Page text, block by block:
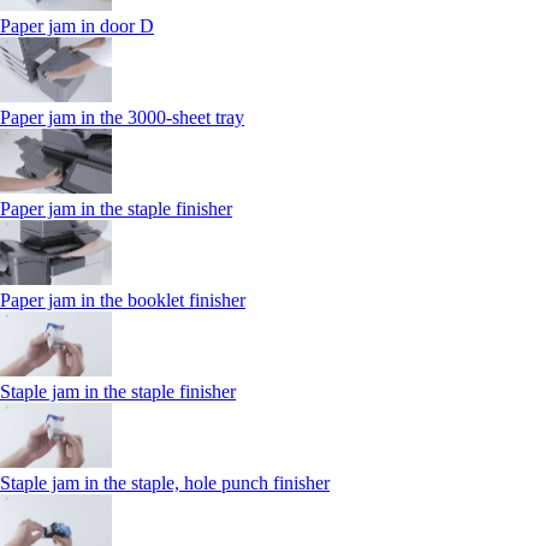
Paper jam in door D
Paper jam in the 3000-sheet tray
Paper jam in the staple finisher
Paper jam in the booklet finisher
Staple jam in the staple finisher
Staple jam in the staple, hole punch finisher